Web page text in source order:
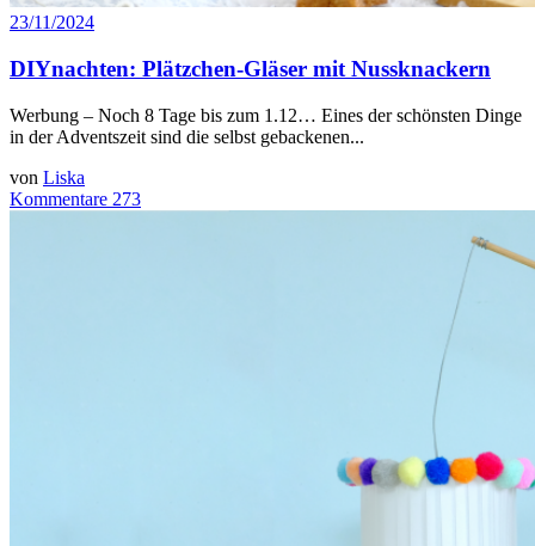
23/11/2024
DIYnachten: Plätzchen-Gläser mit Nussknackern
Werbung – Noch 8 Tage bis zum 1.12… Eines der schönsten Dinge
in der Adventszeit sind die selbst gebackenen...
von Liska
Kommentare 273